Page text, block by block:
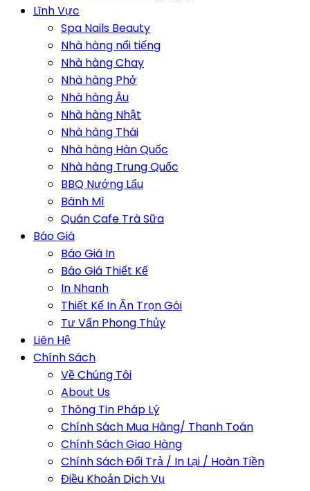
Lĩnh Vực
Spa Nails Beauty
Nhà hàng nổi tiếng
Nhà hàng Chay
Nhà hàng Phở
Nhà hàng Âu
Nhà hàng Nhật
Nhà hàng Thái
Nhà hàng Hàn Quốc
Nhà hàng Trung Quốc
BBQ Nướng Lẩu
Bánh Mì
Quán Cafe Trà Sữa
Báo Giá
Báo Giá In
Báo Giá Thiết Kế
In Nhanh
Thiết Kế In Ấn Trọn Gói
Tư Vấn Phong Thủy
Liên Hệ
Chính Sách
Về Chúng Tôi
About Us
Thông Tin Pháp Lý
Chính Sách Mua Hàng/ Thanh Toán
Chính Sách Giao Hàng
Chính Sách Đổi Trả / In Lại / Hoàn Tiền
Điều Khoản Dịch Vụ